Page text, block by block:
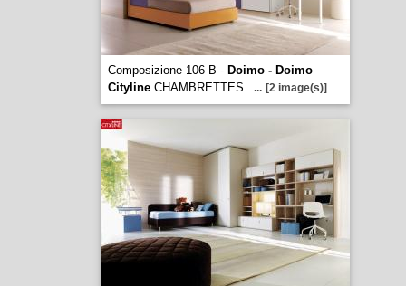
Composizione 106 B - Doimo - Doimo
CitylineCHAMBRETTES ... [2 image(s)]